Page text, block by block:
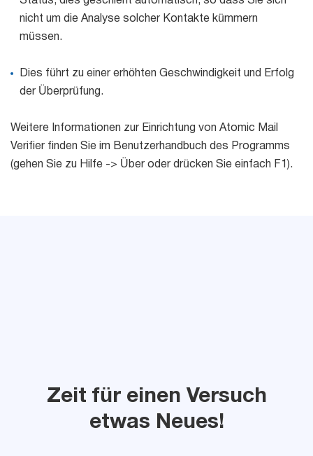
nicht um die Analyse solcher Kontakte kümmern
müssen.
Dies führt zu einer erhöhten Geschwindigkeit und Erfolg
der Überprüfung.
Weitere Informationen zur Einrichtung von Atomic Mail
Verifier finden Sie im Benutzerhandbuch des Programms
(gehen Sie zu Hilfe -> Über oder drücken Sie einfach F1).
Zeit für einen Versuch
etwas Neues!